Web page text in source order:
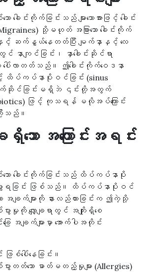
ခေါင်းကိုက်ခြင်းသည် များသောအားဖြင့် ခေါင်း
သို့မဟုတ် အခြားသော ခေါင်းကိုက်
ားနှင့် ဆက်နွှယ်နေတတ်ပြီး မျက်နှာနှင့် လေ
တွင် နာကျင်ခြင်း၊ နှာခေါင်းဆိုင်ရာ
ေါ်လာတတ်သည်။ ဤခေါင်းကိုက်ဝေဒနာ
ြင့် ထိပ်ကပ်နာပိုးဝင်ခြင်း (sinus
က်ဆိုင်ခြင်းမရှိဘဲ ၎င်းတို့အတွက်
ဖြင့် ကုသရန် မလိုအပ်ကြောင်း
းသည်။
သော အကြောင်းအရင်း
ော ခေါင်းကိုက်ခြင်းသည် ထိပ်ကပ်နာပိုး
ပွားရခြင်း ဖြစ်သည်။ ထိပ်ကပ်နာပိုးဝင်
ာ အချက်များကို နားလည်ထားခြင်းက ဤကဲ့သို့
ားမှုကို လျှော့ချရာတွင် အကျိုးရှိစေ
ချက်များမှာ အောက်ပါအတိုင်း
ဖြစ်ပေါ်နေခြင်း။
းတတ်သော ဓာတ်မတည့်မှုများ (Allergies)